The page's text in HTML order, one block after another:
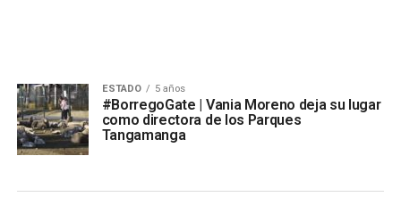
ESTADO 5 años
#BorregoGate | Vania Moreno deja su lugar
como directora de los Parques
Tangamanga